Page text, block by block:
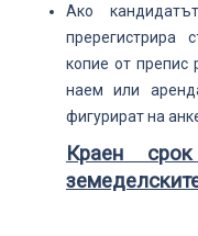
Ако
пререгистрира
копие от препис
наем или
фигурират на
Краен